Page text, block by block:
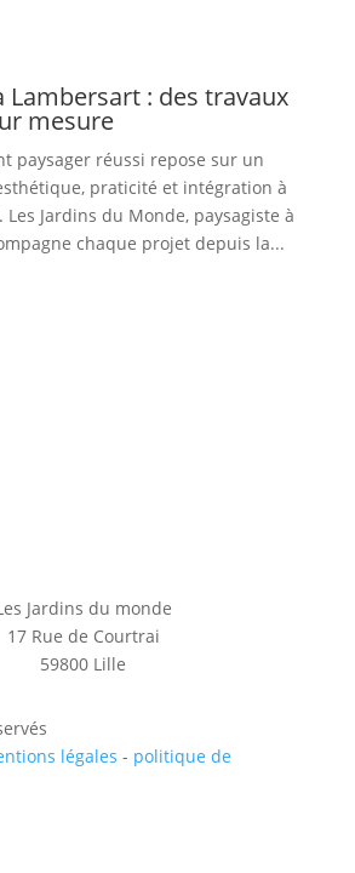
Lambersart : des travaux
mesure
paysager réussi repose sur un
praticité et intégration à
Les Jardins du Monde, paysagiste à
chaque projet depuis la...
Jardins du monde
17 Rue de Courtrai
59800 Lille
légales - politique de